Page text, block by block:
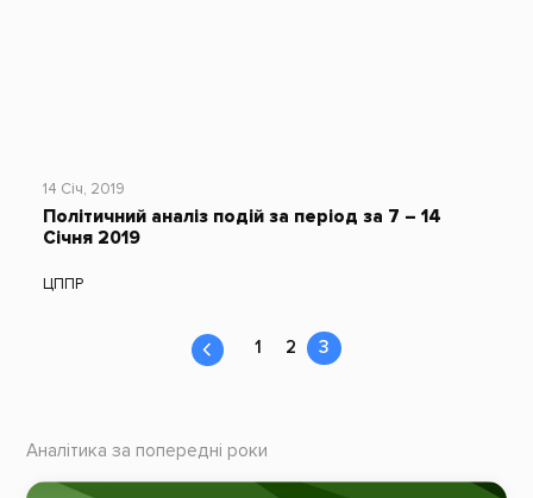
14 Січ, 2019
Політичний аналіз подій за період за 7 – 14
Січня 2019
ЦППР
1 2 3
Аналітика за попередні роки